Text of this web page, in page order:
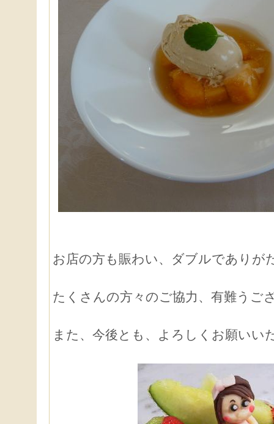
お店の方も賑わい、ダブルでありが
たくさんの方々のご協力、有難うご
また、今後とも、よろしくお願いい